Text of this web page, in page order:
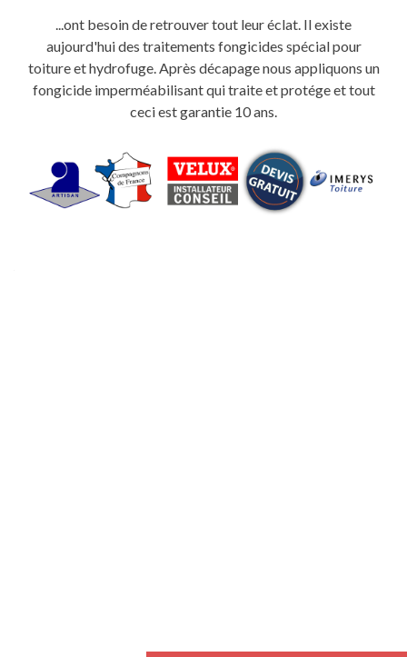
...ont besoin de retrouver tout leur éclat. Il existe
aujourd'hui des traitements fongicides spécial pour
toiture et hydrofuge. Après décapage nous appliquons un
fongicide imperméabilisant qui traite et protége et tout
ceci est garantie 10 ans.